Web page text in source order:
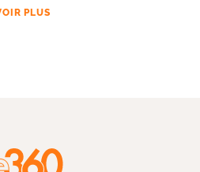
PLUS